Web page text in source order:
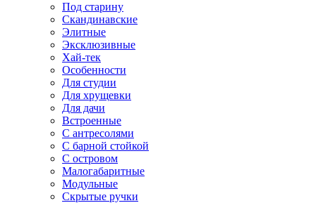
Под старину
Скандинавские
Элитные
Эксклюзивные
Хай-тек
Особенности
Для студии
Для хрущевки
Для дачи
Встроенные
С антресолями
С барной стойкой
С островом
Малогабаритные
Модульные
Скрытые ручки